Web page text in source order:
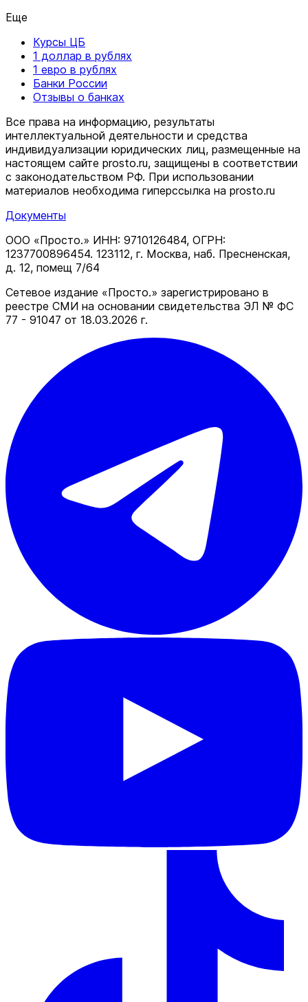
Еще
Курсы ЦБ
1 доллар в рублях
1 евро в рублях
Банки России
Отзывы о банках
Все права на информацию, результаты
интеллектуальной деятельности и средства
индивидуализации юридических лиц, размещенные на
настоящем сайте prosto.ru, защищены в соответствии
c законодательством РФ. При использовании
материалов необходима гиперссылка на prosto.ru
Документы
ООО «Просто.» ИНН: 9710126484, ОГРН:
1237700896454. 123112, г. Москва, наб. Пресненская,
д. 12, помещ 7/64
Сетевое издание «Просто.» зарегистрировано в
реестре СМИ на основании свидетельства ЭЛ № ФС
77 - 91047 от 18.03.2026 г.